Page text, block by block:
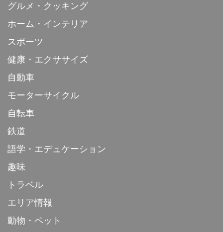
グルメ・クッキング
ホーム・インテリア
スポーツ
健康・エクササイズ
自動車
モーターサイクル
自転車
鉄道
語学・エデュケーション
趣味
トラベル
エリア情報
動物・ペット